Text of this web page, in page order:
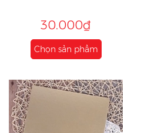
30.000₫
Chọn sản phẩm